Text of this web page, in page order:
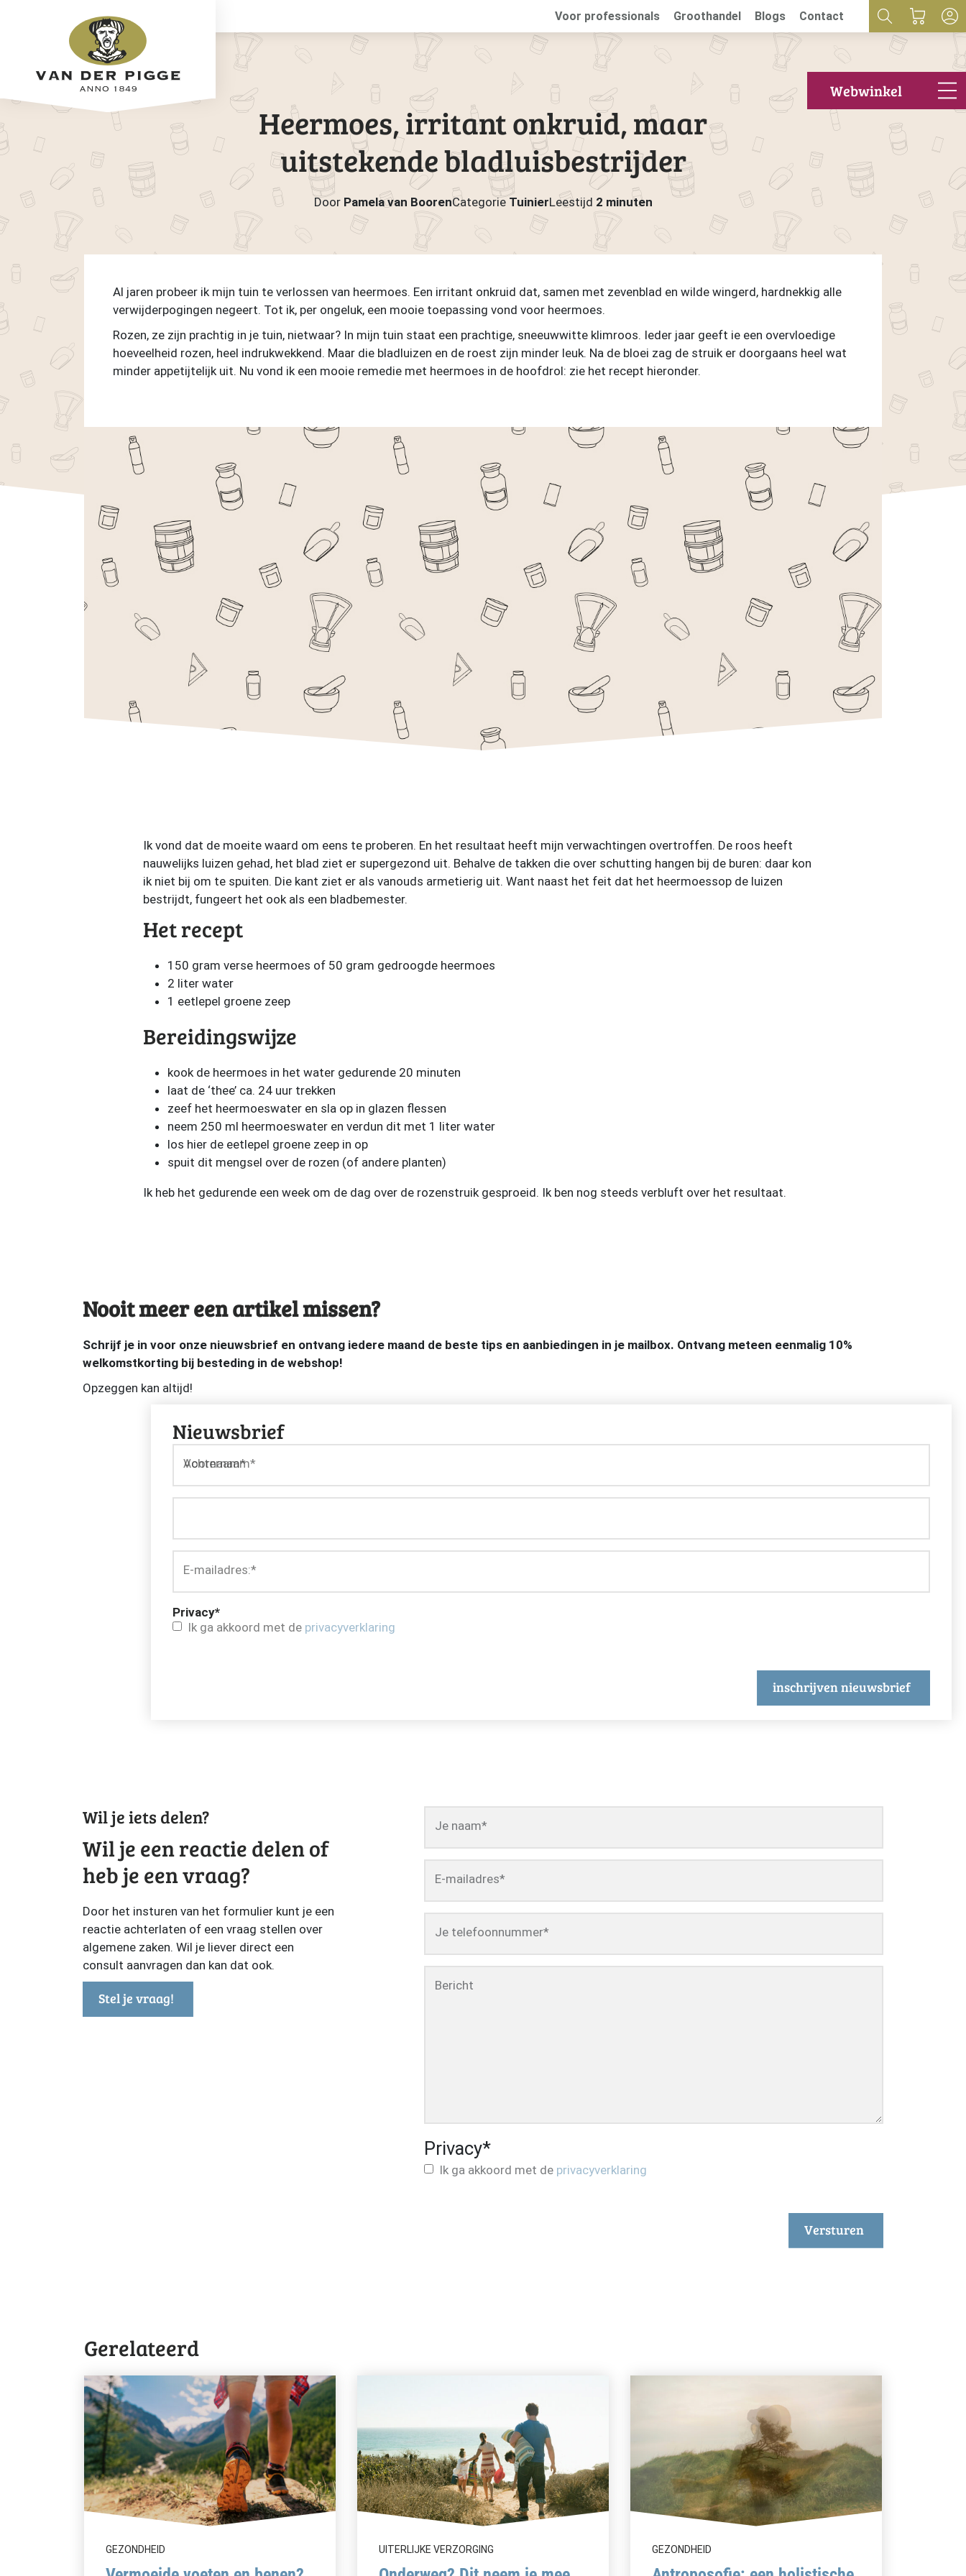
Voor professionals Groothandel Blogs Contact
Webwinkel
Heermoes, irritant onkruid, maar
uitstekende bladluisbestrijder
Door Pamela van BoorenCategorie TuinierLeestijd 2 minuten
Al jaren probeer ik mijn tuin te verlossen van heermoes. Een irritant onkruid dat, samen met zevenblad en wilde wingerd, hardnekkig alle
verwijderpogingen negeert. Tot ik, per ongeluk, een mooie toepassing vond voor heermoes.
Rozen, ze zijn prachtig in je tuin, nietwaar? In mijn tuin staat een prachtige, sneeuwwitte klimroos. Ieder jaar geeft ie een overvloedige
hoeveelheid rozen, heel indrukwekkend. Maar die bladluizen en de roest zijn minder leuk. Na de bloei zag de struik er doorgaans heel wat
minder appetijtelijk uit. Nu vond ik een mooie remedie met heermoes in de hoofdrol: zie het recept hieronder.
Ik vond dat de moeite waard om eens te proberen. En het resultaat heeft mijn verwachtingen overtroffen. De roos heeft
nauwelijks luizen gehad, het blad ziet er supergezond uit. Behalve de takken die over schutting hangen bij de buren: daar kon
ik niet bij om te spuiten. Die kant ziet er als vanouds armetierig uit. Want naast het feit dat het heermoessop de luizen
bestrijdt, fungeert het ook als een bladbemester.
Het recept
150 gram verse heermoes of 50 gram gedroogde heermoes
2 liter water
1 eetlepel groene zeep
Bereidingswijze
kook de heermoes in het water gedurende 20 minuten
laat de ‘thee’ ca. 24 uur trekken
zeef het heermoeswater en sla op in glazen flessen
neem 250 ml heermoeswater en verdun dit met 1 liter water
los hier de eetlepel groene zeep in op
spuit dit mengsel over de rozen (of andere planten)
Ik heb het gedurende een week om de dag over de rozenstruik gesproeid. Ik ben nog steeds verbluft over het resultaat.
Nooit meer een artikel missen?
Schrijf je in voor onze nieuwsbrief en ontvang iedere maand de beste tips en aanbiedingen in je mailbox. Ontvang meteen eenmalig 10%
welkomstkorting bij besteding in de webshop!
Opzeggen kan altijd!
Nieuwsbrief
Voornaam*
Achternaam*
E-mailadres:*
Privacy*
Ik ga akkoord met de privacyverklaring
inschrijven nieuwsbrief
Wil je iets delen?
Wil je een reactie delen of
heb je een vraag?
Door het insturen van het formulier kunt je een
reactie achterlaten of een vraag stellen over
algemene zaken. Wil je liever direct een
consult aanvragen dan kan dat ook.
Stel je vraag!
Je naam*
E-mailadres*
Je telefoonnummer*
Bericht
Privacy*
Ik ga akkoord met de privacyverklaring
Versturen
Gerelateerd
GEZONDHEID UITERLIJKE VERZORGING GEZONDHEID